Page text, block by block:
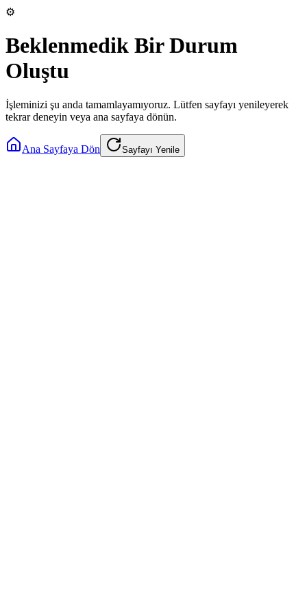
⚙️
Beklenmedik Bir Durum
Oluştu
İşleminizi şu anda tamamlayamıyoruz. Lütfen sayfayı yenileyerek
tekrar deneyin veya ana sayfaya dönün.
Ana Sayfaya Dön Sayfayı Yenile